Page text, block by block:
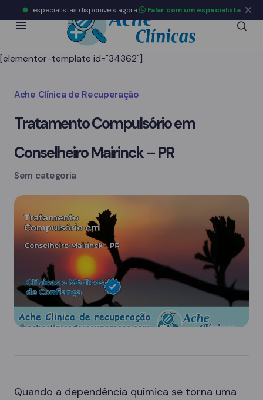
[elementor-template id="34362"]
Ache Clínica de Recuperação
Tratamento Compulsório em
Conselheiro Mairinck – PR
Sem categoria
Quando a dependência química se torna uma
especialistas disponíveis agora Falar com um especialista